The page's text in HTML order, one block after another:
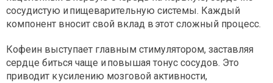
сосудистую и пищеварительную системы. Каждый
компонент вносит свой вклад в этот сложный процесс.
Кофеин выступает главным стимулятором, заставляя
сердце биться чаще и повышая тонус сосудов. Это
приводит к усилению мозговой активности,